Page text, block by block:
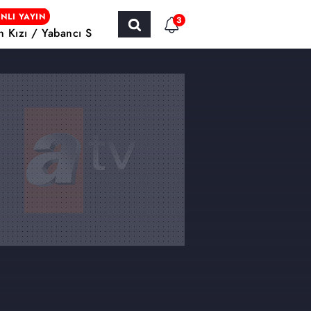
YAYIN
Kızı / Yabancı Sinema
3